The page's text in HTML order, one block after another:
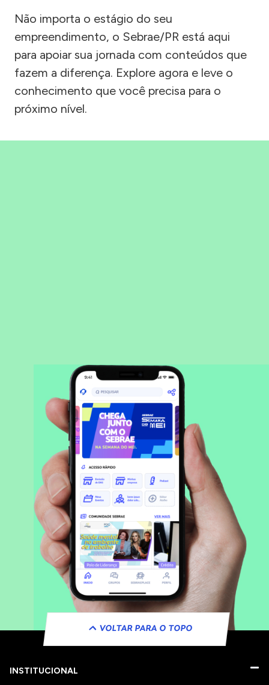
Não importa o estágio do seu
empreendimento, o Sebrae/PR está aqui
para apoiar sua jornada com conteúdos que
fazem a diferença. Explore agora e leve o
conhecimento que você precisa para o
próximo nível.
VOLTAR PARA O TOPO
INSTITUCIONAL